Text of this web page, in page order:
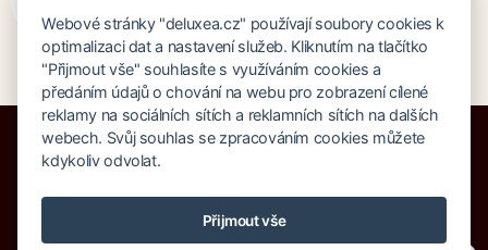
+421 948 759 074
Pojištění proti úpadku 125 000 000 Kč
Webové stránky "deluxea.cz" používají soubory cookies k
optimalizaci dat a nastavení služeb. Kliknutím na tlačítko
"Přijmout vše" souhlasíte s využíváním cookies a
předáním údajů o chování na webu pro zobrazení cílené
reklamy na sociálních sítích a reklamních sítích na dalších
webech. Svůj souhlas se zpracováním cookies můžete
kdykoliv odvolat.
Přijmout vše